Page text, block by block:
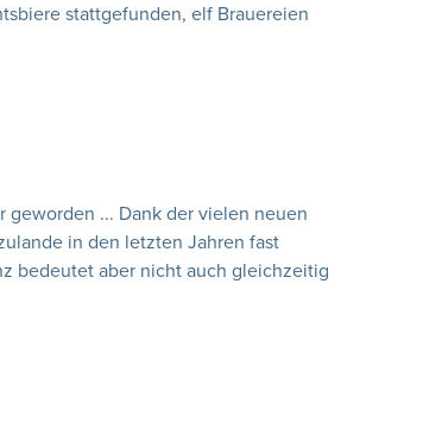
stattgefunden, elf Brauereien
geworden ... Dank der vielen neuen
in den letzten Jahren fast
bedeutet aber nicht auch gleichzeitig